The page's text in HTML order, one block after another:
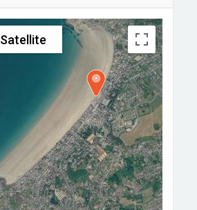
Satellite